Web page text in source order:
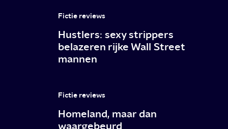
Fictie reviews
Hustlers: sexy strippers
belazeren rijke Wall Street
mannen
Fictie reviews
Homeland, maar dan
waargebeurd